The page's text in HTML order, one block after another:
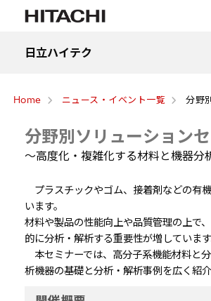
日立ハイテク
Home ニュース・イベント一覧 分野
分野別ソリューショ
～高度化・複雑化する材料と機器分
プラスチックやゴム、接着剤などの有
います。
材料や製品の性能向上や品質管理の上で
的に分析・解析する重要性が増していま
本セミナーでは、高分子系機能材料と
析機器の基礎と分析・解析事例を広く紹介